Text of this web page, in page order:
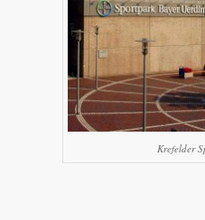
Krefelder